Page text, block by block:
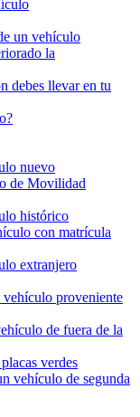
un vehículo
la
debes llevar en tu
nuevo
de Movilidad
histórico
con matrícula
extranjero
proveniente
de fuera de la
verdes
vehículo de segunda